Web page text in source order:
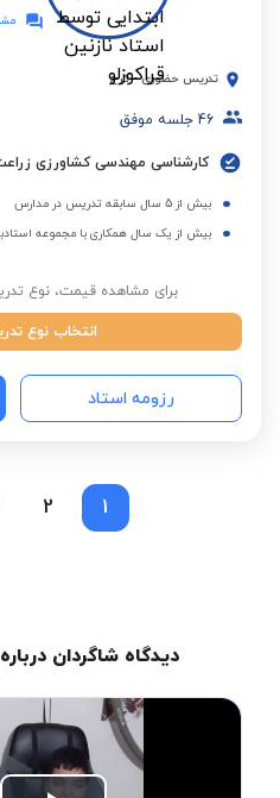
تدریس حضوری - کرج
46 جلسه موفق
بیش از 5 سال سابقه تدریس در مدارس
بیش از یک سال همکاری با مجموعه
برای مشاهده قیمت، نوع
انتخاب نوع
رزومه استاد
1
2
دیدگاه شاگردان